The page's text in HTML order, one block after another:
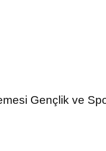
Gençlik ve